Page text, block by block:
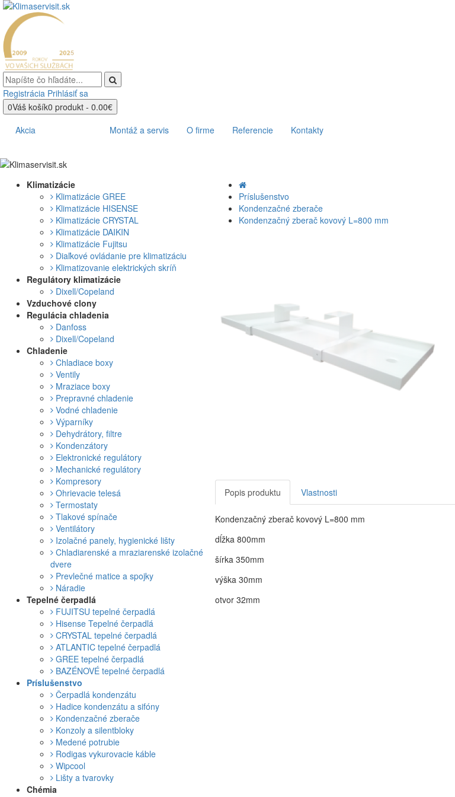
Registrácia Prihlásiť sa
0Váš košík0 produkt - 0.00€
Akcia
Montáž a servis O firme Referencie Kontakty
Príslušenstvo
Kondenzačné zberače
Kondenzačný zberač kovový L=800 mm
Popis produktu Vlastnosti
Kondenzačný zberač kovový L=800 mm
dĺžka 800mm
šírka 350mm
výška 30mm
otvor 32mm
Klimatizácie
Klimatizácie GREE
Klimatizácie HISENSE
Klimatizácie CRYSTAL
Klimatizácie DAIKIN
Klimatizácie Fujitsu
Diaľkové ovládanie pre klimatizáciu
Klimatizovanie elektrických skríň
Regulátory klimatizácie
Dixell/Copeland
Vzduchové clony
Regulácia chladenia
Danfoss
Dixell/Copeland
Chladenie
Chladiace boxy
Ventily
Mraziace boxy
Prepravné chladenie
Vodné chladenie
Výparníky
Dehydrátory, filtre
Kondenzátory
Elektronické regulátory
Mechanické regulátory
Kompresory
Ohrievacie telesá
Termostaty
Tlakové spínače
Ventilátory
Izolačné panely, hygienické lišty
Chladiarenské a mraziarenské izolačné
dvere
Prevlečné matice a spojky
Náradie
Tepelné čerpadlá
FUJITSU tepelné čerpadlá
Hisense Tepelné čerpadlá
CRYSTAL tepelné čerpadlá
ATLANTIC tepelné čerpadlá
GREE tepelné čerpadlá
BAZÉNOVÉ tepelné čerpadlá
Príslušenstvo
Čerpadlá kondenzátu
Hadice kondenzátu a sifóny
Kondenzačné zberače
Konzoly a silentbloky
Medené potrubie
Rodigas vykurovacie káble
Wipcool
Lišty a tvarovky
Chémia